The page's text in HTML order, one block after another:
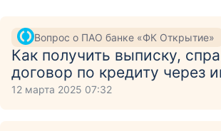
Вопрос о ПАО банке «ФК Открытие»
Как получить выписку,
договор по кредиту через
12 марта 2025 07:32